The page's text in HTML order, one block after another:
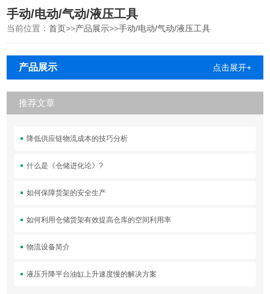
手动/电动/气动/液压工具
当前位置：首页>>产品展示>>手动/电动/气动/液压工具
产品展示 点击展开+
推荐文章
降低供应链物流成本的技巧分析
什么是《仓储进化论》?
如何保障货架的安全生产
如何利用仓储货架有效提高仓库的空间利用率
物流设备简介
液压升降平台油缸上升速度慢的解决方案